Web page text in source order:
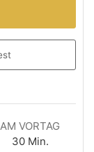
AM VORTAG
30 Min.